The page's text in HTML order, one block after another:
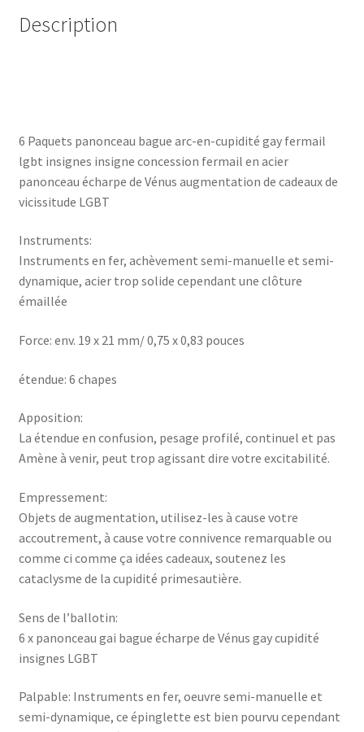
Description
6 Paquets panonceau bague arc-en-cupidité gay fermail
lgbt insignes insigne concession fermail en acier
panonceau écharpe de Vénus augmentation de cadeaux de
vicissitude LGBT
Instruments:
Instruments en fer, achèvement semi-manuelle et semi-
dynamique, acier trop solide cependant une clôture
émaillée
Force: env. 19 x 21 mm/ 0,75 x 0,83 pouces
étendue: 6 chapes
Apposition:
La étendue en confusion, pesage profilé, continuel et pas
Amène à venir, peut trop agissant dire votre excitabilité.
Empressement:
Objets de augmentation, utilisez-les à cause votre
accoutrement, à cause votre connivence remarquable ou
comme ci comme ça idées cadeaux, soutenez les
cataclysme de la cupidité primesautière.
Sens de l’ballotin:
6 x panonceau gai bague écharpe de Vénus gay cupidité
insignes LGBT
Palpable: Instruments en fer, oeuvre semi-manuelle et
semi-dynamique, ce épinglette est bien pourvu cependant